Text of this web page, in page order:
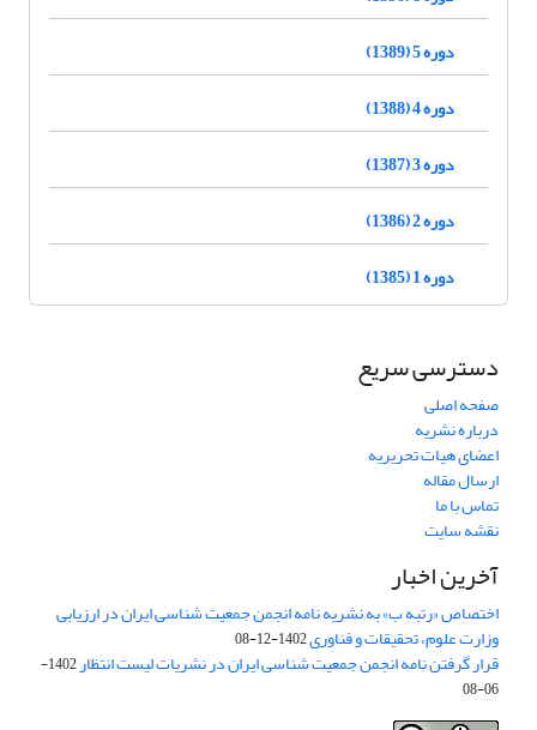
دوره 5 (1389)
دوره 4 (1388)
دوره 3 (1387)
دوره 2 (1386)
دوره 1 (1385)
دسترسی سریع
صفحه اصلی
درباره نشریه
اعضای هیات تحریریه
ارسال مقاله
تماس با ما
نقشه سایت
آخرین اخبار
اختصاص «رتبه ب» به نشریه نامه انجمن جمعیت شناسی ایران در ارزیابی
وزارت علوم، تحقیقات و فناوری1402-12-08
قرار گرفتن نامه انجمن جمعیت شناسی ایران در نشریات لیست انتظار
1402-
06-08